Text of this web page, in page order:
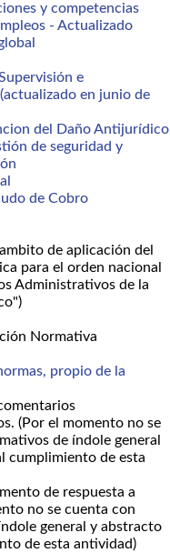
y competencias
- Actualizado
e
en junio de
del Daño Antijurídico
de seguridad y
de Cobro
de aplicación del
para el orden nacional
Administrativos de la
Normativa
propio de la
(Por el momento no se
de índole general
cumplimiento de esta
de respuesta a
no se cuenta con
general y abstracto
de esta antividad)